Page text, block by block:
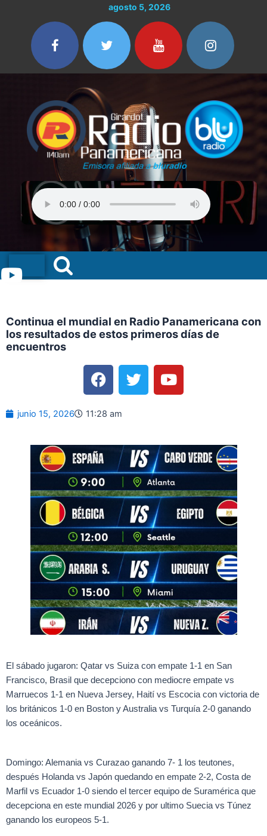
contenido
agosto 5, 2026
Menu
Continua el mundial en Radio Panamericana con
los resultados de estos primeros días de
encuentros
F
a
c
e
o
k
T
w
i
r
Y
o
u
e
junio 15, 2026 11:28 am
El sábado jugaron: Qatar vs Suiza con empate 1-1 en San
Francisco, Brasil que decepciono con mediocre empate vs
Marruecos 1-1 en Nueva Jersey, Haití vs Escocia con victoria de
los británicos 1-0 en Boston y Australia vs Turquía 2-0 ganando
los oceánicos.
Domingo: Alemania vs Curazao ganando 7- 1 los teutones,
después Holanda vs Japón quedando en empate 2-2, Costa de
Marfil vs Ecuador 1-0 siendo el tercer equipo de Suramérica que
decepciona en este mundial 2026 y por ultimo Suecia vs Túnez
ganando los europeos 5-1.